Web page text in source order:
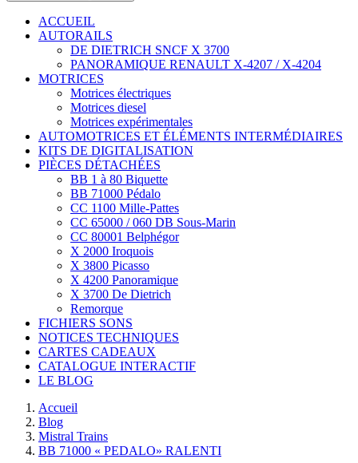
ACCUEIL
AUTORAILS
DE DIETRICH SNCF X 3700
PANORAMIQUE RENAULT X-4207 / X-4204
MOTRICES
Motrices électriques
Motrices diesel
Motrices expérimentales
AUTOMOTRICES ET ÉLÉMENTS INTERMÉDIAIRES
KITS DE DIGITALISATION
PIÈCES DÉTACHÉES
BB 1 à 80 Biquette
BB 71000 Pédalo
CC 1100 Mille-Pattes
CC 65000 / 060 DB Sous-Marin
CC 80001 Belphégor
X 2000 Iroquois
X 3800 Picasso
X 4200 Panoramique
X 3700 De Dietrich
Remorque
FICHIERS SONS
NOTICES TECHNIQUES
CARTES CADEAUX
CATALOGUE INTERACTIF
LE BLOG
Accueil
Blog
Mistral Trains
BB 71000 « PEDALO» RALENTI